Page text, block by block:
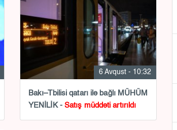
6 Avqust - 10:32
Bakı–Tbilisi qatarı ilə bağlı MÜHÜM
YENİLİK - Satış müddəti artırıldı